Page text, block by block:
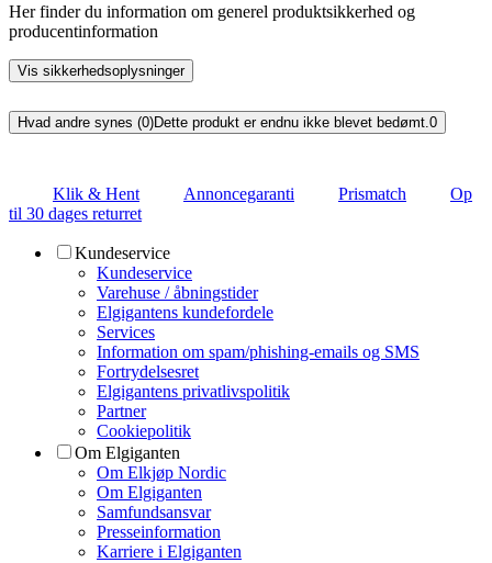
Her finder du information om generel produktsikkerhed og
producentinformation
Vis sikkerhedsoplysninger
Hvad andre synes (0)Dette produkt er endnu ikke blevet bedømt. 0
Klik & Hent Annoncegaranti Prismatch
Op
til 30 dages returret
Kundeservice
Kundeservice
Varehuse / åbningstider
Elgigantens kundefordele
Services
Information om spam/phishing-emails og SMS
Fortrydelsesret
Elgigantens privatlivspolitik
Partner
Cookiepolitik
Om Elgiganten
Om Elkjøp Nordic
Om Elgiganten
Samfundsansvar
Presseinformation
Karriere i Elgiganten